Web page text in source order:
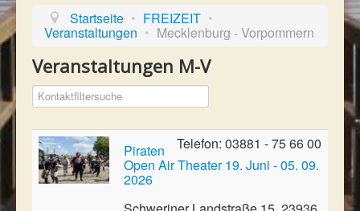
Impressum - Datenschutz
Startseite • FREIZEIT •
Veranstaltungen • Mecklenburg - Vorpommern
Veranstaltungen M-V
Versteckt Filterfeld
Telefon: 03881 - 75 66 00
Piraten
Open Air Theater 19. Juni - 05. 09.
2026